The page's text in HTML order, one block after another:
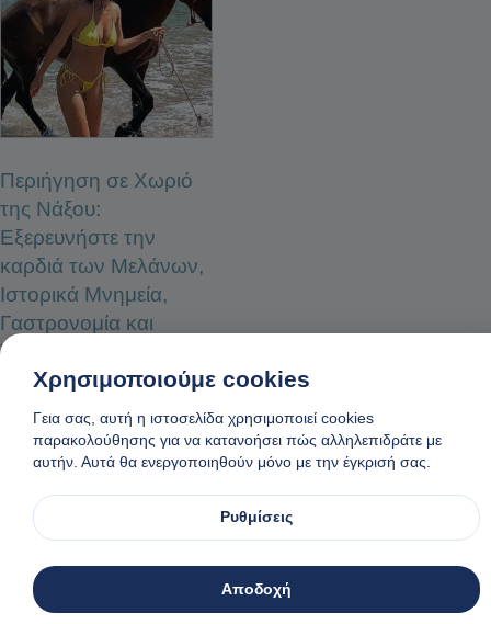
Περιήγηση σε Χωριό
της Νάξου:
Εξερευνήστε την
καρδιά των Μελάνων,
Ιστορικά Μνημεία,
Γαστρονομία και
Τοπική Κουλτούρα
Χρησιμοποιούμε cookies
Γεια σας, αυτή η ιστοσελίδα χρησιμοποιεί cookies
παρακολούθησης για να κατανοήσει πώς αλληλεπιδράτε με
αυτήν. Αυτά θα ενεργοποιηθούν μόνο με την έγκρισή σας.
Ρυθμίσεις
Αποδοχή